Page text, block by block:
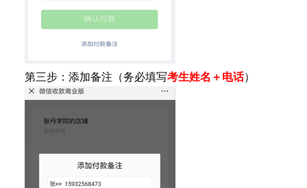
第三步：添加备注（务必填写考生姓名＋电话）